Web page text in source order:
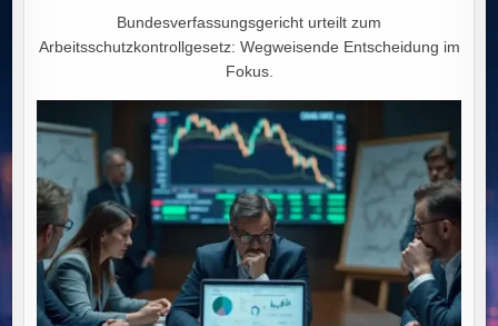
Bundesverfassungsgericht urteilt zum
Arbeitsschutzkontrollgesetz: Wegweisende Entscheidung im
Fokus.